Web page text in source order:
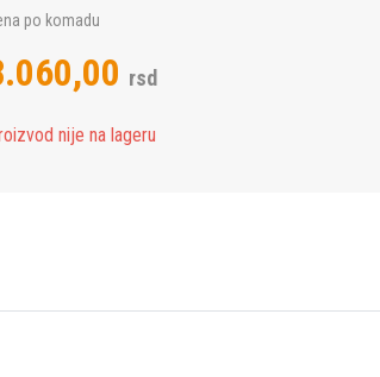
po komadu
rsd
nije na lageru